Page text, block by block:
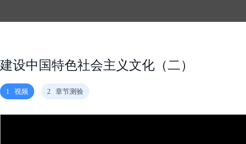
建设中国特色社会主义文化（二）
1 视频 2 章节测验